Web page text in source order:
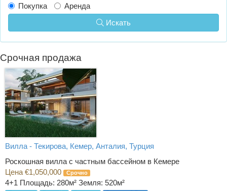
Покупка
Аренда
Искать
Срочная продажа
Вилла - Текирова, Кемер, Анталия, Турция
Роскошная вилла с частным бассейном в Кемере
Цена €1,050,000
Срочно
4+1 Площадь: 280м² Земля: 520м²